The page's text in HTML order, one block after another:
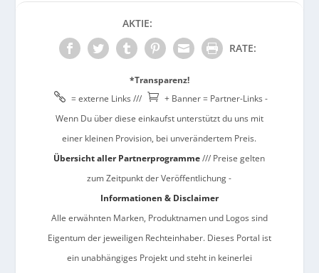
AKTIE:
RATE:
*Transparenz!
 = externe Links ///  + Banner = Partner-Links -
Wenn Du über diese einkaufst unterstützt du uns mit
einer kleinen Provision, bei unverändertem Preis.
Übersicht aller Partnerprogramme/// Preise gelten
zum Zeitpunkt der Veröffentlichung -
Informationen & Disclaimer
Alle erwähnten Marken, Produktnamen und Logos sind
Eigentum der jeweiligen Rechteinhaber. Dieses Portal ist
ein unabhängiges Projekt und steht in keinerlei